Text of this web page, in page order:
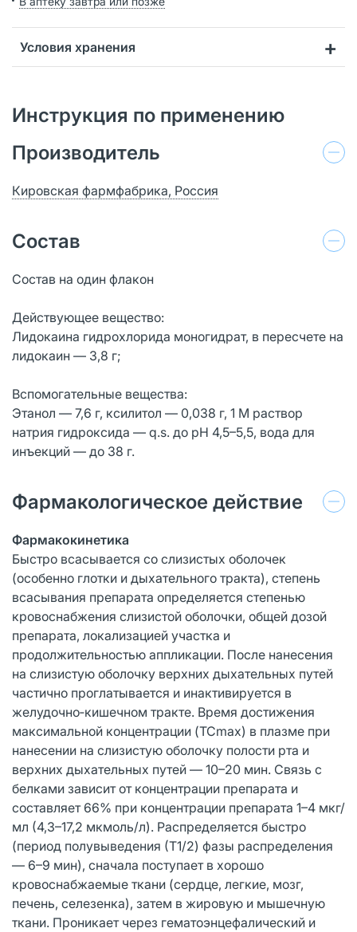
Условия хранения
Инструкция по применению
Производитель
Кировская фармфабрика, Россия
Состав
Состав на один флакон
Действующее вещество:
Лидокаина гидрохлорида моногидрат, в пересчете на
лидокаин — 3,8 г;
Вспомогательные вещества:
Этанол — 7,6 г, ксилитол — 0,038 г, 1 М раствор
натрия гидроксида — q.s. до pH 4,5–5,5, вода для
инъекций — до 38 г.
Фармакологическое действие
Фармакокинетика
Быстро всасывается со слизистых оболочек
(особенно глотки и дыхательного тракта), степень
всасывания препарата определяется степенью
кровоснабжения слизистой оболочки, общей дозой
препарата, локализацией участка и
продолжительностью аппликации. После нанесения
на слизистую оболочку верхних дыхательных путей
частично проглатывается и инактивируется в
желудочно‑кишечном тракте. Время достижения
максимальной концентрации (TCmax) в плазме при
нанесении на слизистую оболочку полости рта и
верхних дыхательных путей — 10–20 мин. Связь с
белками зависит от концентрации препарата и
составляет 66% при концентрации препарата 1–4 мкг/
мл (4,3–17,2 мкмоль/л). Распределяется быстро
(период полувыведения (Т1/2) фазы распределения
— 6–9 мин), сначала поступает в хорошо
кровоснабжаемые ткани (сердце, легкие, мозг,
печень, селезенка), затем в жировую и мышечную
ткани. Проникает через гематоэнцефалический и